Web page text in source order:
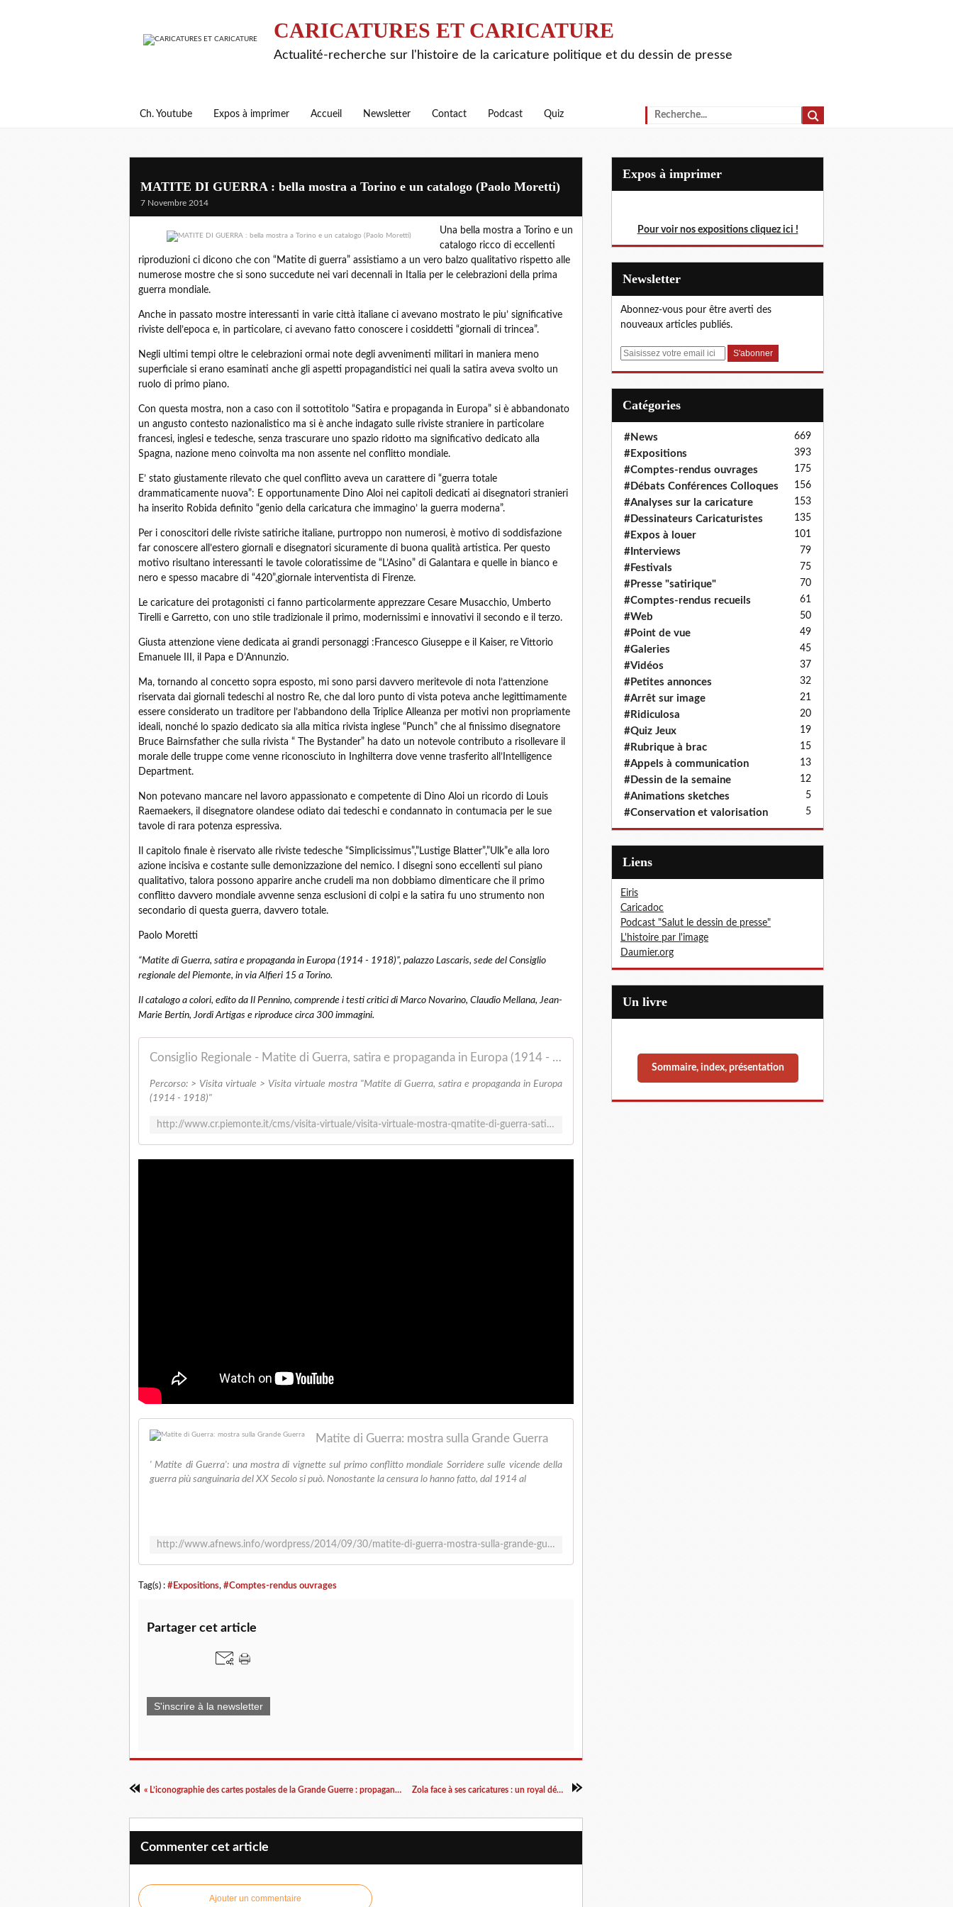
CARICATURES ET CARICATURE
Actualité-recherche sur l'histoire de la caricature politique et du dessin de presse
Ch. Youtube Expos à imprimer Accueil Newsletter Contact Podcast Quiz
MATITE DI GUERRA : bella mostra a Torino e un catalogo (Paolo Moretti)
7 Novembre 2014
Una bella mostra a Torino e un
catalogo ricco di eccellenti
riproduzioni ci dicono che con “Matite di guerra” assistiamo a un vero balzo qualitativo rispetto alle
numerose mostre che si sono succedute nei vari decennali in Italia per le celebrazioni della prima
guerra mondiale.
Anche in passato mostre interessanti in varie città italiane ci avevano mostrato le piu’ significative
riviste dell’epoca e, in particolare, ci avevano fatto conoscere i cosiddetti “giornali di trincea”.
Negli ultimi tempi oltre le celebrazioni ormai note degli avvenimenti militari in maniera meno
superficiale si erano esaminati anche gli aspetti propagandistici nei quali la satira aveva svolto un
ruolo di primo piano.
Con questa mostra, non a caso con il sottotitolo “Satira e propaganda in Europa” si è abbandonato
un angusto contesto nazionalistico ma si è anche indagato sulle riviste straniere in particolare
francesi, inglesi e tedesche, senza trascurare uno spazio ridotto ma significativo dedicato alla
Spagna, nazione meno coinvolta ma non assente nel conflitto mondiale.
E’ stato giustamente rilevato che quel conflitto aveva un carattere di “guerra totale
drammaticamente nuova”: E opportunamente Dino Aloi nei capitoli dedicati ai disegnatori stranieri
ha inserito Robida definito “genio della caricatura che immagino’ la guerra moderna”.
Per i conoscitori delle riviste satiriche italiane, purtroppo non numerosi, è motivo di soddisfazione
far conoscere all’estero giornali e disegnatori sicuramente di buona qualità artistica. Per questo
motivo risultano interessanti le tavole coloratissime de “L’Asino” di Galantara e quelle in bianco e
nero e spesso macabre di “420”,giornale interventista di Firenze.
Le caricature dei protagonisti ci fanno particolarmente apprezzare Cesare Musacchio, Umberto
Tirelli e Garretto, con uno stile tradizionale il primo, modernissimi e innovativi il secondo e il terzo.
Giusta attenzione viene dedicata ai grandi personaggi :Francesco Giuseppe e il Kaiser, re Vittorio
Emanuele III, il Papa e D’Annunzio.
Ma, tornando al concetto sopra esposto, mi sono parsi davvero meritevole di nota l’attenzione
riservata dai giornali tedeschi al nostro Re, che dal loro punto di vista poteva anche legittimamente
essere considerato un traditore per l’abbandono della Triplice Alleanza per motivi non propriamente
ideali, nonché lo spazio dedicato sia alla mitica rivista inglese “Punch” che al finissimo disegnatore
Bruce Bairnsfather che sulla rivista “ The Bystander” ha dato un notevole contributo a risollevare il
morale delle truppe come venne riconosciuto in Inghilterra dove venne trasferito all’Intelligence
Department.
Non potevano mancare nel lavoro appassionato e competente di Dino Aloi un ricordo di Louis
Raemaekers, il disegnatore olandese odiato dai tedeschi e condannato in contumacia per le sue
tavole di rara potenza espressiva.
Il capitolo finale è riservato alle riviste tedesche “Simplicissimus”,”Lustige Blatter”,”Ulk”e alla loro
azione incisiva e costante sulle demonizzazione del nemico. I disegni sono eccellenti sul piano
qualitativo, talora possono apparire anche crudeli ma non dobbiamo dimenticare che il primo
conflitto davvero mondiale avvenne senza esclusioni di colpi e la satira fu uno strumento non
secondario di questa guerra, davvero totale.
Paolo Moretti
“Matite di Guerra, satira e propaganda in Europa (1914 - 1918)”, palazzo Lascaris, sede del Consiglio
regionale del Piemonte, in via Alfieri 15 a Torino.
Il catalogo a colori, edito da Il Pennino, comprende i testi critici di Marco Novarino, Claudio Mellana, Jean-
Marie Bertin, Jordi Artigas e riproduce circa 300 immagini.
Consiglio Regionale - Matite di Guerra, satira e propaganda in Europa (1914 - 1918)
Percorso: > Visita virtuale > Visita virtuale mostra "Matite di Guerra, satira e propaganda in Europa
(1914 - 1918)"
http://www.cr.piemonte.it/cms/visita-virtuale/visita-virtuale-mostra-qmatite-di-guerra-satira-e-propaganda-in-europa-1914-1918q.html
Matite di Guerra: mostra sulla Grande Guerra
' Matite di Guerra': una mostra di vignette sul primo conflitto mondiale Sorridere sulle vicende della
guerra più sanguinaria del XX Secolo si può. Nonostante la censura lo hanno fatto, dal 1914 al
http://www.afnews.info/wordpress/2014/09/30/matite-di-guerra-mostra-sulla-grande-guerra/
Tag(s) : #Expositions, #Comptes-rendus ouvrages
Partager cet article
S'inscrire à la newsletter
« L’iconographie des cartes postales de la Grande Guerre : propagande et reflet des imaginaires collectifs ? », conférence à Strasbourg Zola face à ses caricatures : un royal dédain ? (Rubrique à brac par Daniel Dugne)
Commenter cet article
Ajouter un commentaire
Expos à imprimer
Pour voir nos expositions cliquez ici !
Newsletter
Abonnez-vous pour être averti des
nouveaux articles publiés.
E
Catégories
#News 669
#Expositions 393
#Comptes-rendus ouvrages 175
#Débats Conférences Colloques 156
#Analyses sur la caricature 153
#Dessinateurs Caricaturistes 135
#Expos à louer 101
#Interviews 79
#Festivals 75
#Presse "satirique" 70
#Comptes-rendus recueils 61
#Web 50
#Point de vue 49
#Galeries 45
#Vidéos 37
#Petites annonces 32
#Arrêt sur image 21
#Ridiculosa 20
#Quiz Jeux 19
#Rubrique à brac 15
#Appels à communication 13
#Dessin de la semaine 12
#Animations sketches 5
#Conservation et valorisation 5
Liens
Eiris
Caricadoc
Podcast "Salut le dessin de presse"
L'histoire par l'image
Daumier.org
Un livre
Sommaire, index, présentation